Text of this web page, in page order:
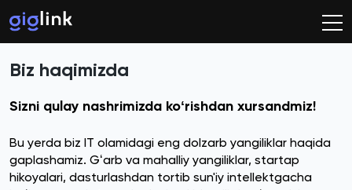
Biz haqimizda
Sizni qulay nashrimizda koʻrishdan xursandmiz!
Bu yerda biz IT olamidagi eng dolzarb yangiliklar haqida
gaplashamiz. Gʻarb va mahalliy yangiliklar, startap
hikoyalari, dasturlashdan tortib sun'iy intellektgacha